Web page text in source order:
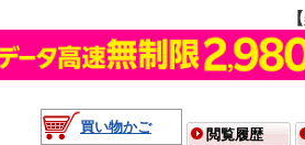
買い物かご
閲覧履歴